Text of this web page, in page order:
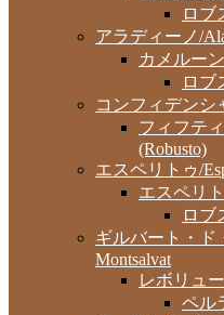
ロブ
アラディーノ/
カメルー
ロブ
コンフィデン
フィフテ
(Robusto)
エスペリトゥ/
エスペリ
ロブ
ギルバート・ド
Montsalvat
レボリュ
ペル